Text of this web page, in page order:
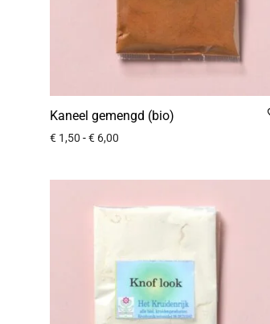
Kaneel gemengd (bio)
€ 1,50 -€ 6,00